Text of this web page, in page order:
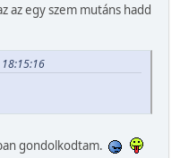
az egy szem mutáns hadd
gondolkodtam.